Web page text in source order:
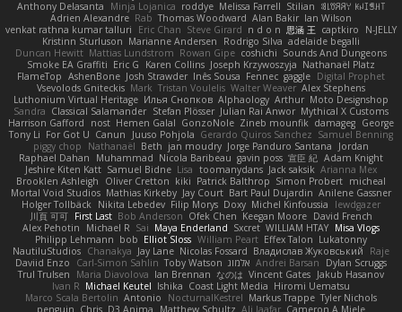
Anthony Delasanta
Minja Lojanica roddye Melissa Farrell Stilian ꌃ꒒ꀎꋪꋪꌩ ꀘꈤꀤꁅꃅ꓄
Adrien Alexandre Rab Thomas Woodward Alan Bakir Ian Wilson
venkat rathna kumar talluri
Eric Chan Steve Girard n d o n 思涵 王 captkiro
N-JELLY
Kristinn Sturluson Marianne Andersen Rodrigo Silva adelaide begalli
Duncan Hewitt Mattias Lundstrom Rowan Gipe coshichi Sounds And Dungeons
Smoke EA Graffiti Eric G Karen Collins Joseph Krzywoszyja Nathanaël Platz
FlameTop AshenBone Josh Strawder Inês Sousa Fennec gaggle Digital Prophet
Vsevolods Gniteckis Mark Tristan Voulelis Walter Weaver Alex Stephens
Luthonium Virtual Heritage Илья Снопков Alphaology Arthur Moto Designshop
Sandra Classical Salamander Stefan Plösser Julian Rai Anwor Mythical X Customs
Harrison Gafford
nost Hemen Galal GonzoNole Zineb mounfik damageg George
Tony Li For Got U Canun Juuso Pohjola Gerardo Quiros Sanchez Samuel Benning
piggy chop
Nathanaël Beth jan moudry Jorge Panduro Santana
Jordan
Raphael Dahan
Muhammad Nicola Baribeau gavin poss 宣臣 紀 Adam Knight
Jeshire Kiten Katt Samuel Bidne Lisa toomanydans Jack saksik Arianna Mex
Brooklen Ashleigh
Oliver Cretton kiki Patrick Balthrop Simon Probert micheal
Mortal Void Studios Mathias Kirkeby Jay Court Bart Paul Dujardin Anilene Gassner
Holger Tollbäck Nikita Lebedev Filip Morys Doxy Michel Kinfoussia
lewdgazer
川頁 可可 First Last Bob Anderson Ofek Chen Keegan Moore David French
Alex Pehotin
Michael R Sai Maya Enderland Sxcret WILLIAM HTAY Misa Vlogs
Philipp Lehmann bob Elliot Sloss William Peart Effex Talon Lukatonny
NautiluStudios Chanakya Jay Lane Nicolas Fossard Владислав Жуковський
Raje
Daviid Enzo
Carl-Simon Sahlin Toby Watson אלמוג Andrei Barsan
Dylan Scruggs
Trul Trulsen
Maria Diavolova Ian Brennan なのは Vincent Gates Jakub Hasanov
Ivan R Michael Keutel Ishika Coast Light Media Hiromi Uematsu
Marco Scala Bertolin Antonio NocturnalKestrel Markus Trappe Tyler Nichols